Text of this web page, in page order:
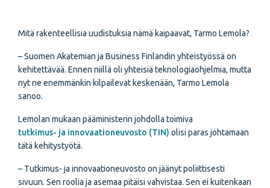
Mitä rakenteellisia uudistuksia nämä kaipaavat, Tarmo Lemola?
– Suomen Akatemian ja Business Finlandin yhteistyössä on
kehitettävää. Ennen niillä oli yhteisiä teknologiaohjelmia, mutta
nyt ne enemmänkin kilpailevat keskenään, Tarmo Lemola
sanoo.
Lemolan mukaan pääministerin johdolla toimiva
tutkimus- ja innovaationeuvosto (TIN) olisi paras johtamaan
tätä kehitystyötä.
– Tutkimus- ja innovaationeuvosto on jäänyt poliittisesti
sivuun. Sen roolia ja asemaa pitäisi vahvistaa. Sen ei kuitenkaan